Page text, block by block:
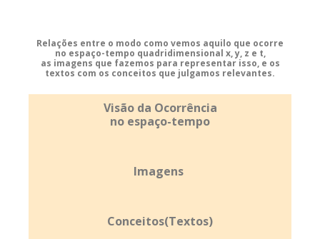
Relações entre o modo como vemos aquilo que ocorre
no espaço-tempo quadridimensional x, y, z e t,
as imagens que fazemos para representar isso, e os
textos com os conceitos que julgamos relevantes.
Visão da Ocorrência
no espaço-tempo
Imagens
Conceitos(Textos)